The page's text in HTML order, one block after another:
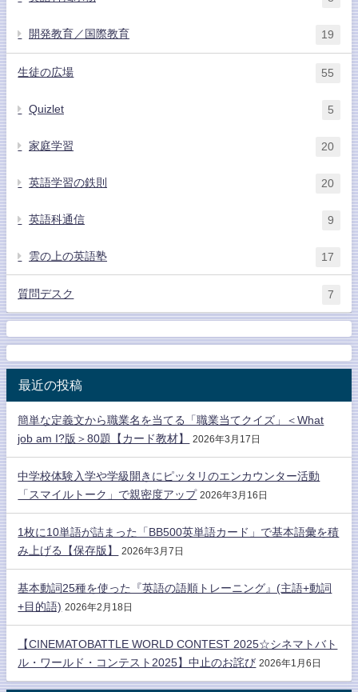
開発教育／国際教育 19
生徒の広場 55
Quizlet 5
家庭学習 20
英語学習の鉄則 20
英語科通信 9
雲の上の英語塾 17
質問デスク 7
最近の投稿
簡単な定義文から職業名を当てる「職業当てクイズ」＜What
job am I?版＞80題【カード教材】
2026年3月17日
中学校体験入学や学級開きにピッタリのエンカウンター活動
「スマイルトーク」で親密度アップ 2026年3月16日
1枚に10単語が詰まった「BB500英単語カード」で基本語彙を積
み上げる【保存版】
2026年3月7日
基本動詞25種を使った『英語の語順トレーニング』(主語+動詞
+目的語) 2026年2月18日
【CINEMATOBATTLE WORLD CONTEST 2025☆シネマトバト
ル・ワールド・コンテスト2025】中止のお詫び 2026年1月6日